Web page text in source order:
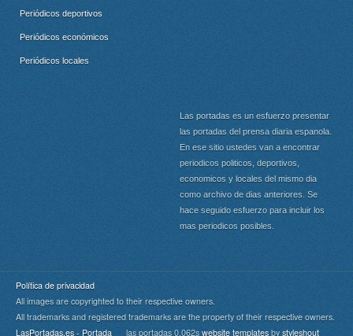
Periódicos deportivos
Periódicos económicos
Periódicos locales
Las portadas es un esfuerzo presentar
las portadas del prensa diaria espanola.
En ese sitio ustedes van a encontrar
periodicos politicos, deportivos,
economicos y locales del mismo dia
como archivo de dias anteriores. Se
hace seguido esfuerzo para incluir los
mas periodicos posibles.
Política de privacidad
All images are copyrighted to their respective owners.
All trademarks and registered trademarks are the property of their respective owners.
LasPortadas.es - Portada las portadas 0.062s website templates by styleshout